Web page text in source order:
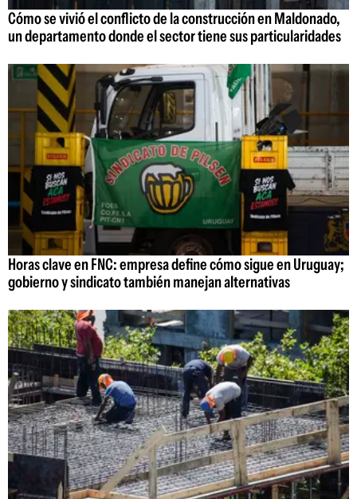
Cómo se vivió el conflicto de la construcción en Maldonado,
un departamento donde el sector tiene sus particularidades
Horas clave en FNC: empresa define cómo sigue en Uruguay;
gobierno y sindicato también manejan alternativas